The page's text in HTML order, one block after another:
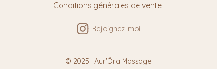
Conditions générales de vente
Rejoignez-moi
© 2025 | Aur'Ôra Massage